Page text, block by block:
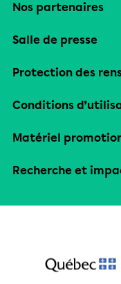
Nos partenaires
Salle de presse
Protection des
Conditions
Matériel
Recherche et